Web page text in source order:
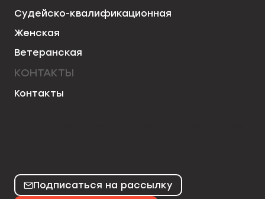
Судейско-квалификационная
Женская
Ветеранская
КОНТАКТЫ
Контакты
Подписаться на рассылку